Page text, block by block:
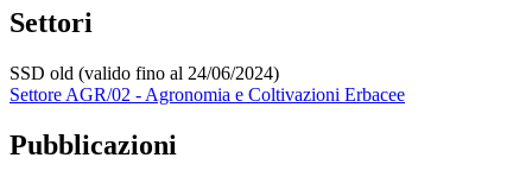
Settori
SSD old (valido fino al 24/06/2024)
Settore AGR/02 - Agronomia e Coltivazioni Erbacee
Pubblicazioni